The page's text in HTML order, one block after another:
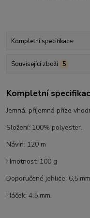
Kompletní specifikace
Související zboží 5
Kompletní
Jemná, příjemná příze
Složení: 100% polyester.
Návin: 120 m
Hmotnost: 100 g
Doporučené jehlice: 6,5
Háček: 4,5 mm.